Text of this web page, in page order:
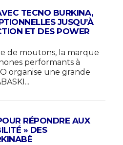
TECNO BURKINA,
JUSQU’À
ET DES POWER
de moutons, la marque
performants à
organise une grande
RÉPONDRE AUX
» DES